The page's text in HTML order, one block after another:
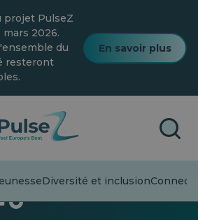
projet PulseZ
mars 2026.
du
resteront
En savoir plus
Diversité et inclusion
dans